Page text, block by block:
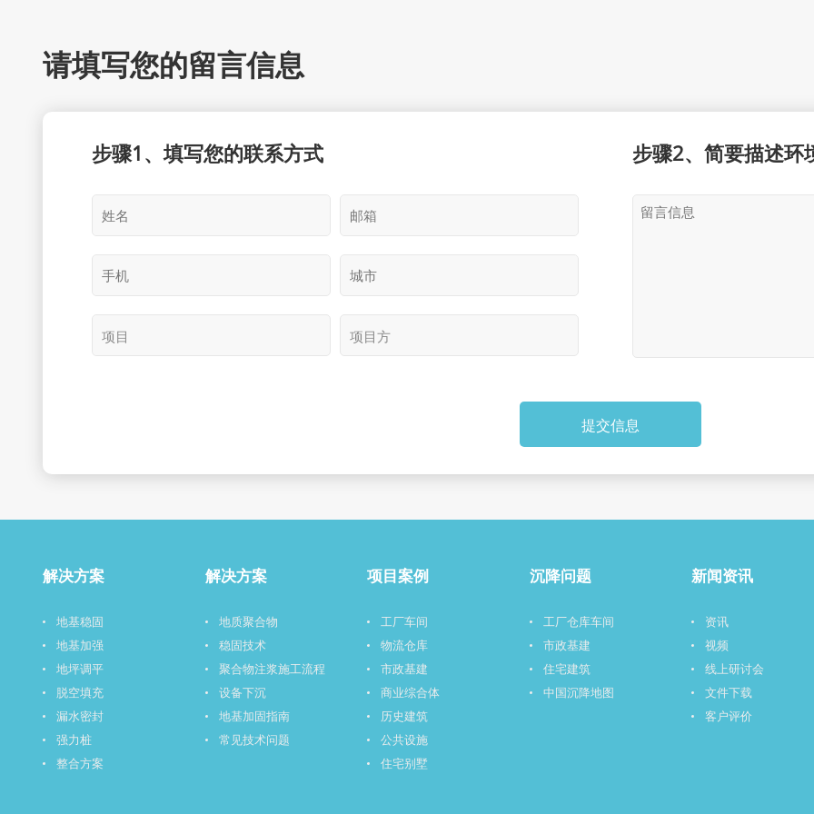
请填写您的留言信息
步骤1、填写您的联系方式 步骤2、简要描述环
提交信息
解决方案
地基稳固
地基加强
地坪调平
脱空填充
漏水密封
强力桩
整合方案
解决方案
地质聚合物
稳固技术
聚合物注浆施工流程
设备下沉
地基加固指南
常见技术问题
项目案例
工厂车间
物流仓库
市政基建
商业综合体
历史建筑
公共设施
住宅别墅
沉降问题
工厂仓库车间
市政基建
住宅建筑
中国沉降地图
新闻资讯
资讯
视频
线上研讨会
文件下载
客户评价